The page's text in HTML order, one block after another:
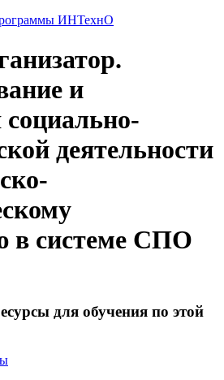
ИНТехнО
и
социально-
деятельности
в системе СПО
для обучения по этой